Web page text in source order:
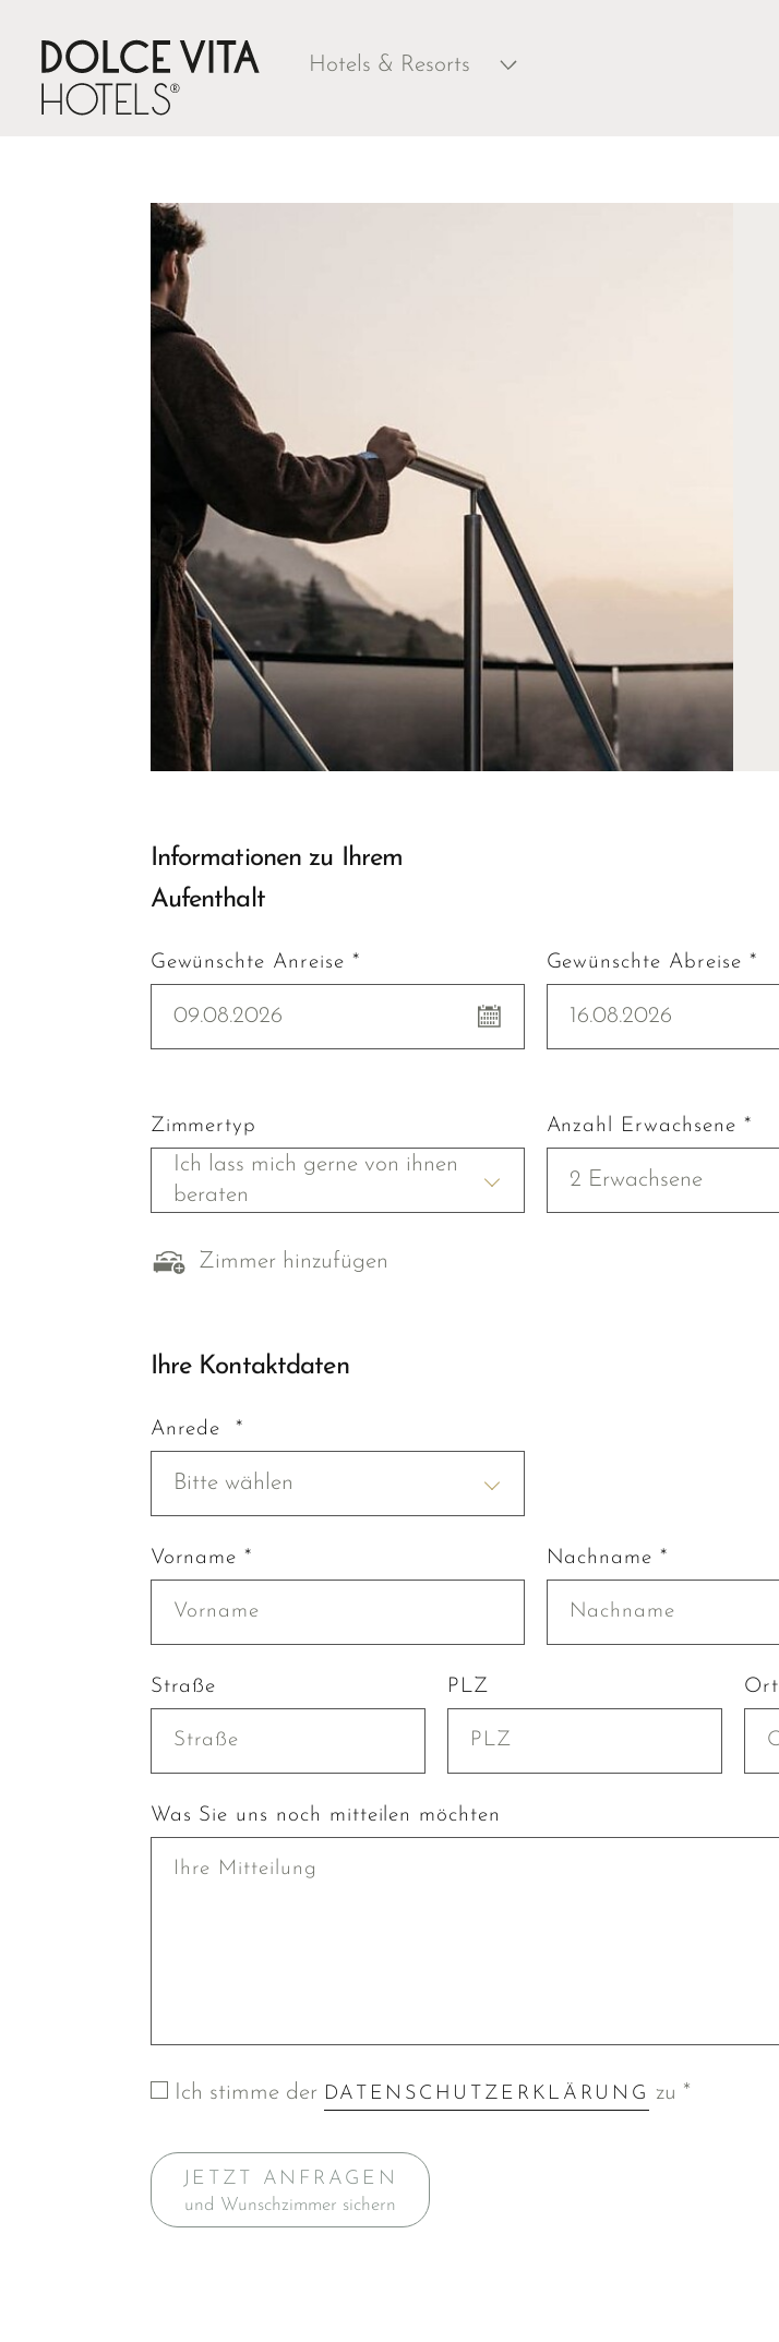
Hotels & Resorts
Informationen zu Ihrem
Aufenthalt
Gewünschte Anreise *
09.08.2026
Gewünschte Abreise *
16.08.2026
Zimmertyp
Ich lass mich gerne von ihnen
beraten
Anzahl Erwachsene *
2 Erwachsene
Zimmer hinzufügen
Ihre Kontaktdaten
Anrede *
Bitte wählen
Vorname * Nachname *
Straße PLZ Ort
Was Sie uns noch mitteilen möchten
Ich stimme der DATENSCHUTZERKLÄRUNG zu *
JETZT ANFRAGEN
und Wunschzimmer sichern